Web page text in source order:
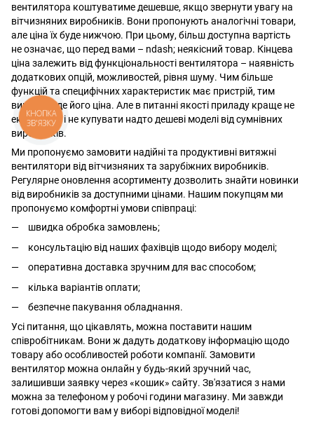
вентилятора коштуватиме дешевше, якщо звернути увагу на
вітчизняних виробників. Вони пропонують аналогічні товари,
але ціна їх буде нижчою. При цьому, більш доступна вартість
не означає, що перед вами – ndash; неякісний товар. Кінцева
ціна залежить від функціональності вентилятора – наявність
додаткових опцій, можливостей, рівня шуму. Чим більше
функцій та специфічних характеристик має пристрій, тим
вищою буде його ціна. Але в питанні якості приладу краще не
економити і не купувати надто дешеві моделі від сумнівних
виробників.
Ми пропонуємо замовити надійні та продуктивні витяжні
вентилятори від вітчизняних та зарубіжних виробників.
Регулярне оновлення асортименту дозволить знайти новинки
від виробників за доступними цінами. Нашим покупцям ми
пропонуємо комфортні умови співпраці:
швидка обробка замовлень;
консультацію від наших фахівців щодо вибору моделі;
оперативна доставка зручним для вас способом;
кілька варіантів оплати;
безпечне пакування обладнання.
Усі питання, що цікавлять, можна поставити нашим
співробітникам. Вони ж дадуть додаткову інформацію щодо
товару або особливостей роботи компанії. Замовити
вентилятор можна онлайн у будь-який зручний час,
залишивши заявку через «кошик» сайту. Зв'язатися з нами
можна за телефоном у робочі години магазину. Ми завжди
готові допомогти вам у виборі відповідної моделі!
КНОПКА
ЗВ'ЯЗКУ